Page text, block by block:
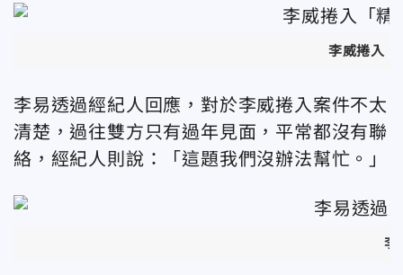
李威捲入
李易透過經紀人回應，對於李威捲入案件不太
清楚，過往雙方只有過年見面，平常都沒有聯
絡，經紀人則說：「這題我們沒辦法幫忙。」
李